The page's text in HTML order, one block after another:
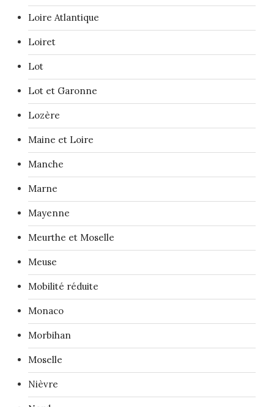
Loire Atlantique
Loiret
Lot
Lot et Garonne
Lozère
Maine et Loire
Manche
Marne
Mayenne
Meurthe et Moselle
Meuse
Mobilité réduite
Monaco
Morbihan
Moselle
Nièvre